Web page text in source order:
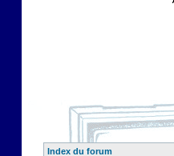
Index du forum